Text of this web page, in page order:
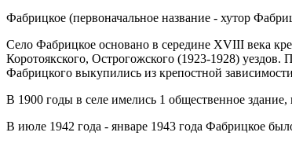
Фабрицкое (первоначальное название - хутор
Село Фабрицкое основано в середине XVIII века
Коротоякского, Острогожского (1923-1928)
Фабрицкого выкупились из крепостной
В 1900 годы в селе имелись 1 общественное
В июле 1942 года - январе 1943 года Фабрицкое